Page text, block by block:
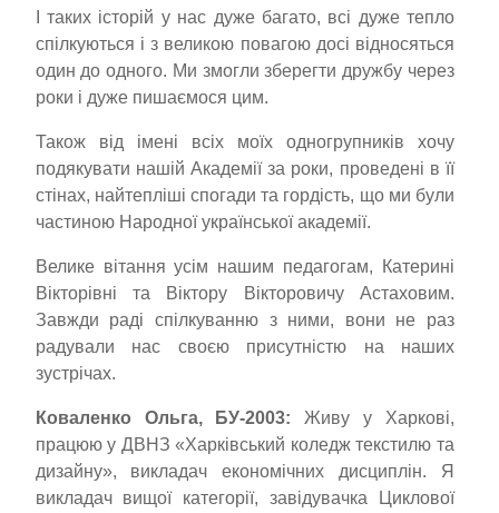
І таких історій у нас дуже багато, всі дуже тепло
спілкуються і з великою повагою досі відносяться
один до одного. Ми змогли зберегти дружбу через
роки і дуже пишаємося цим.
Також від імені всіх моїх одногрупників хочу
подякувати нашій Академії за роки, проведені в її
стінах, найтепліші спогади та гордість, що ми були
частиною Народної української академії.
Велике вітання усім нашим педагогам, Катерині
Вікторівні та Віктору Вікторовичу Астаховим.
Завжди раді спілкуванню з ними, вони не раз
радували нас своєю присутністю на наших
зустрічах.
Коваленко Ольга, БУ-2003: Живу у Харкові,
працюю у ДВНЗ «Харківський коледж текстилю та
дизайну», викладач економічних дисциплін. Я
викладач вищої категорії, завідувачка Циклової